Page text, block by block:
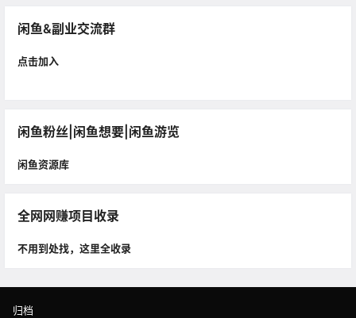
闲鱼&副业交流群
点击加入
闲鱼粉丝|闲鱼想要|闲鱼游览
闲鱼资源库
全网网赚项目收录
不用到处找，这里全收录
归档